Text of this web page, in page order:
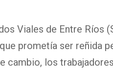
Viales de Entre Ríos
prometía ser reñida
cambio, los